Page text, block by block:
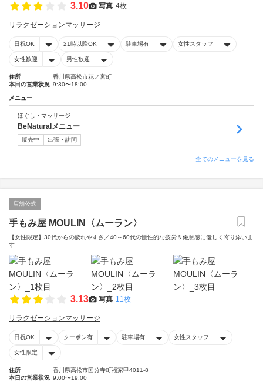
3.10 写真 4枚
リラクゼーションマッサージ
日祝OK 21時以降OK 駐車場有 女性スタッフ
女性歓迎 男性歓迎
住所
香川県高松市花ノ宮町
本日の営業状況 9:30〜18:00
メニュー
ほぐし・マッサージ
BeNaturalメニュー
販売中 出張・訪問
全てのメニューを見る
店舗公式
手もみ屋 MOULIN〈ムーラン〉
【女性限定】30代からの疲れやすさ／40～60代の慢性的な疲労＆倦怠感に優しく寄り添いま
す
3.13 写真 11枚
リラクゼーションマッサージ
日祝OK クーポン有 駐車場有 女性スタッフ
女性限定
住所
香川県高松市国分寺町福家甲4011-8
本日の営業状況 9:00〜19:00